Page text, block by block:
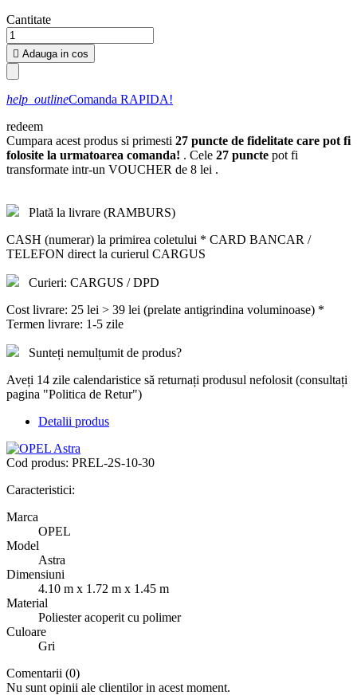
Cantitate
 Adauga in cos
help_outlineComanda RAPIDA!
redeem
Cumpara acest produs si primesti 27 puncte de fidelitate care pot fi
folosite la urmatoarea comanda! . Cele 27 puncte pot fi
transformate intr-un VOUCHER de 8 lei .
Plată la livrare (RAMBURS)
CASH (numerar) la primirea coletului * CARD BANCAR /
TELEFON direct la curierul CARGUS
Curieri: CARGUS / DPD
Cost livrare: 25 lei > 39 lei (prelate antigrindina voluminoase) *
Termen livrare: 1-5 zile
Sunteți nemulțumit de produs?
Aveți 14 zile calendaristice să returnați produsul nefolosit (consultați
pagina "Politica de Retur")
Detalii produs
Cod produs: PREL-2S-10-30
Caracteristici:
Marca
OPEL
Model
Astra
Dimensiuni
4.10 m x 1.72 m x 1.45 m
Material
Poliester acoperit cu polimer
Culoare
Gri
Comentarii (0)
Nu sunt opinii ale clientilor in acest moment.